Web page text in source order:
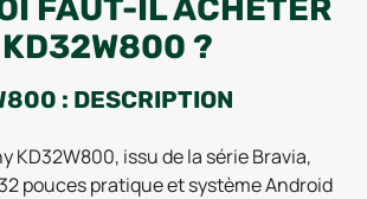
FAUT-IL ACHETER
KD32W800 ?
: DESCRIPTION
KD32W800, issu de la série Bravia,
pouces pratique et système Android